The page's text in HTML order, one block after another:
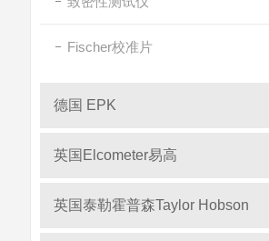
Fischer校准片
德国 EPK
英国Elcometer易高
英国泰勒霍普森Taylor Hobson